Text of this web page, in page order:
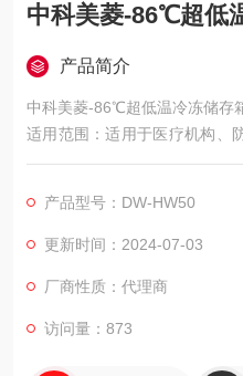
中科美菱-86℃超低
产品简介
中科美菱-86℃超低温冷冻储存
适用范围：适用于医疗机构、
存物品。
骼、精液、生物制品、远洋制
验等，适用于血站、医院、疾
产品型号：DW-HW50
更新时间：2024-07-03
厂商性质：代理商
访问量：873